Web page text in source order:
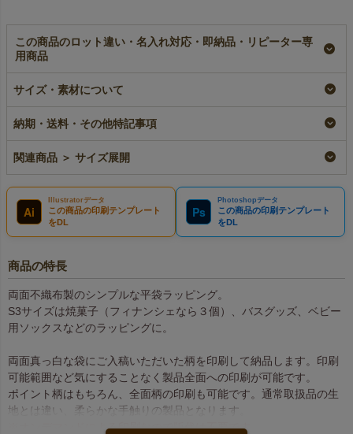
この商品のロット違い・名入れ対応・即納品・リピーター専
用商品
巾着（S3）｜薄手｜
不織布包装袋｜50枚入
～
2,255
布ラッピング袋｜100
枚入～
リボン巾着（S3）｜
前透明不織布袋｜50枚
サイズ・素材について
納期・送料・その他特記事項
関連商品 ＞ サイズ展開
Ai
Illustratorデータ
この商品の印刷テンプレート
をDL
Ps
Photoshopデータ
この商品の印刷テンプレート
をDL
商品の特長
両面不織布製のシンプルな平袋ラッピング。
S3サイズは焼菓子（フィナンシェなら３個）、バスグッズ、ベビー
用ソックスなどのラッピングに。
両面真っ白な袋にご入稿いただいた柄を印刷して納品します。印刷
可能範囲など気にすることなく製品全面への印刷が可能です。
ポイント柄はもちろん、全面柄の印刷も可能です。通常取扱品の生
地とは違い、柔らかな手触りの製品となります。
※オンデマンドによる印刷なので版代は不要です。